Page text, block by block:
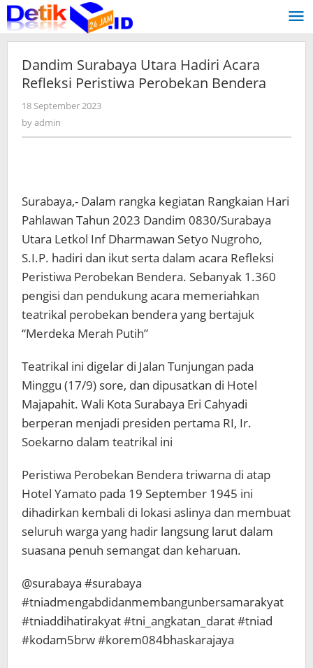
Skip
to
content
Dandim Surabaya Utara Hadiri Acara
Refleksi Peristiwa Perobekan Bendera
18 September 2023
byadmin
Surabaya,- Dalam rangka kegiatan Rangkaian Hari
Pahlawan Tahun 2023 Dandim 0830/Surabaya
Utara Letkol Inf Dharmawan Setyo Nugroho,
S.I.P. hadiri dan ikut serta dalam acara Refleksi
Peristiwa Perobekan Bendera. Sebanyak 1.360
pengisi dan pendukung acara memeriahkan
teatrikal perobekan bendera yang bertajuk
“Merdeka Merah Putih”
Teatrikal ini digelar di Jalan Tunjungan pada
Minggu (17/9) sore, dan dipusatkan di Hotel
Majapahit. Wali Kota Surabaya Eri Cahyadi
berperan menjadi presiden pertama RI, Ir.
Soekarno dalam teatrikal ini
Peristiwa Perobekan Bendera triwarna di atap
Hotel Yamato pada 19 September 1945 ini
dihadirkan kembali di lokasi aslinya dan membuat
seluruh warga yang hadir langsung larut dalam
suasana penuh semangat dan keharuan.
@surabaya #surabaya
#tniadmengabdidanmembangunbersamarakyat
#tniaddihatirakyat #tni_angkatan_darat #tniad
#kodam5brw #korem084bhaskarajaya